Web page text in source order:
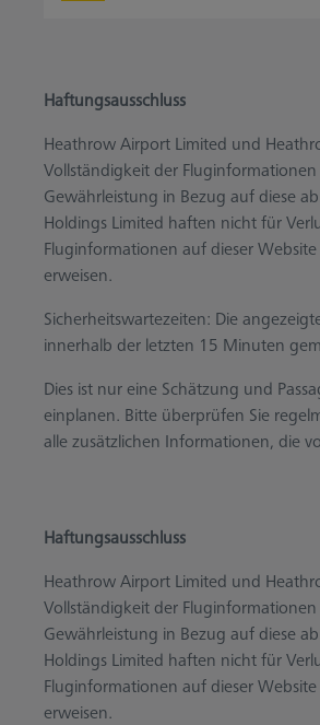
Haftungsausschluss
Heathrow Airport Limited und
Vollständigkeit der
Gewährleistung in Bezug auf diese
Holdings Limited haften nicht für
Fluginformationen auf dieser
erweisen.
Sicherheitswartezeiten: Die
innerhalb der letzten 15 Minuten
Dies ist nur eine Schätzung und
einplanen. Bitte überprüfen Sie
alle zusätzlichen Informationen, die
Haftungsausschluss
Heathrow Airport Limited und
Vollständigkeit der
Gewährleistung in Bezug auf diese
Holdings Limited haften nicht für
Fluginformationen auf dieser
erweisen.